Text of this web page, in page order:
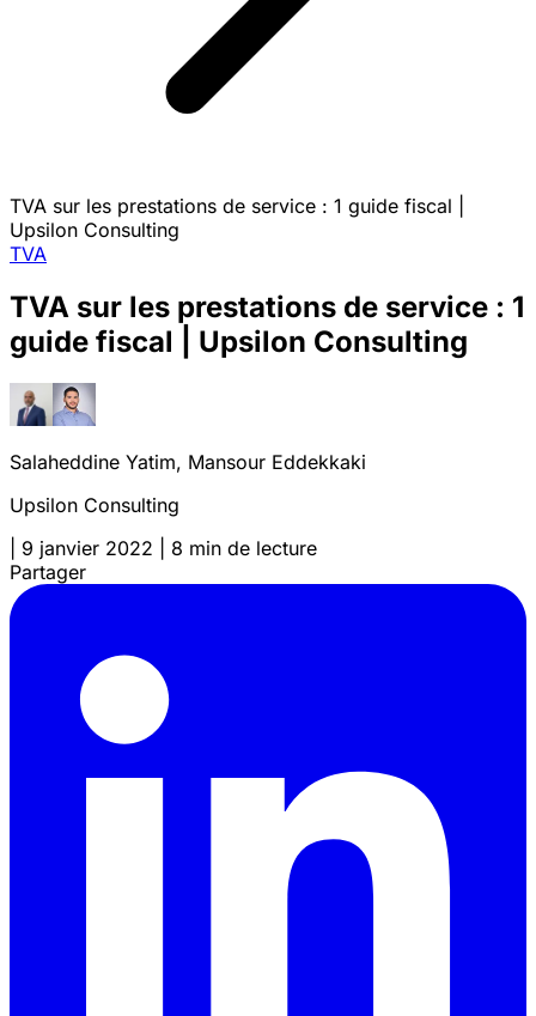
TVA sur les prestations de service : 1 guide fiscal |
Upsilon Consulting
TVA
TVA sur les prestations de service : 1
guide fiscal | Upsilon Consulting
Salaheddine Yatim, Mansour Eddekkaki
Upsilon Consulting
9 janvier 2022
8 min de lecture
Partager